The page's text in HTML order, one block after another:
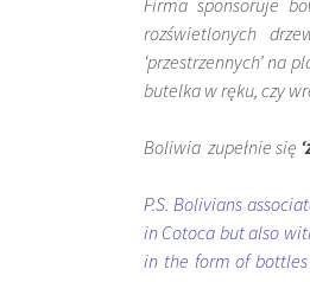
rozświetlonych
‘przestrzennych’ na
butelka w ręku, czy
Boliwia zupełnie się
P.S. Bolivians
in Cotoca but also
in the form of bottles